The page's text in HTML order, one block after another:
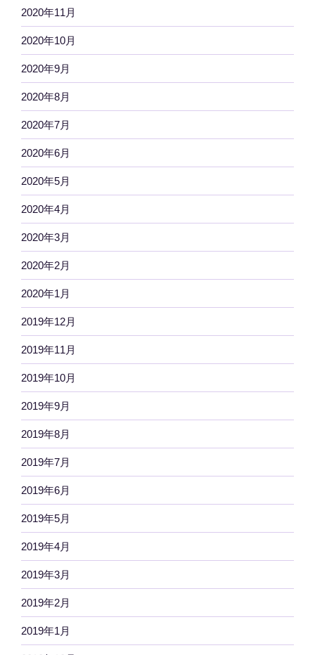
2020年11月
2020年10月
2020年9月
2020年8月
2020年7月
2020年6月
2020年5月
2020年4月
2020年3月
2020年2月
2020年1月
2019年12月
2019年11月
2019年10月
2019年9月
2019年8月
2019年7月
2019年6月
2019年5月
2019年4月
2019年3月
2019年2月
2019年1月